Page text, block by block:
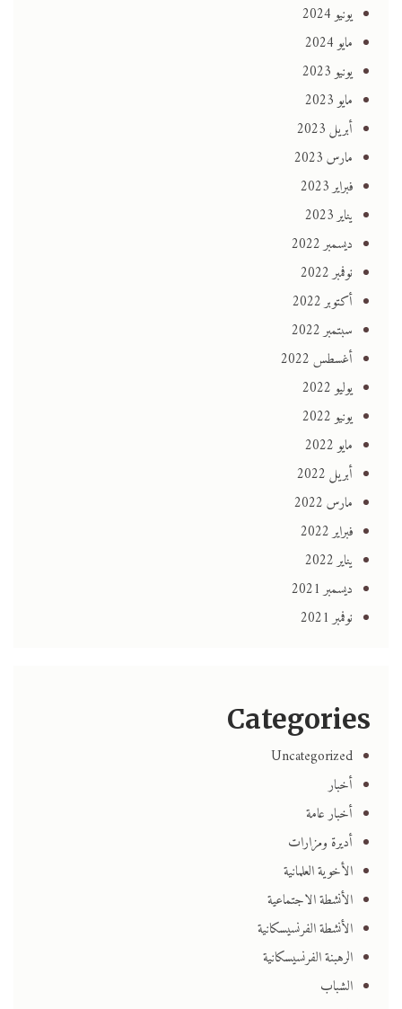
يونيو 2024
مايو 2024
يونيو 2023
مايو 2023
أبريل 2023
مارس 2023
فبراير 2023
يناير 2023
ديسمبر 2022
نوفمبر 2022
أكتوبر 2022
سبتمبر 2022
أغسطس 2022
يوليو 2022
يونيو 2022
مايو 2022
أبريل 2022
مارس 2022
فبراير 2022
يناير 2022
ديسمبر 2021
نوفمبر 2021
Categories
Uncategorized
أخبار
أخبار عامة
أديرة ومزارات
الأخوية العلمانية
الأنشطة الاجتماعية
الأنشطة الفرنسيسكانية
الرهبنة الفرنسيسكانية
الشباب